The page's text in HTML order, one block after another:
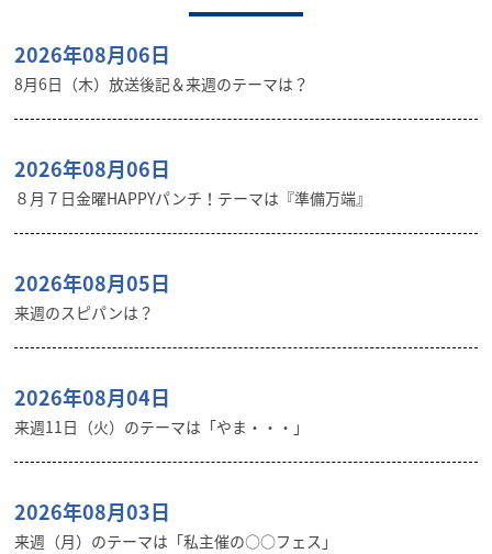
2026年08月06日
8月6日（木）放送後記＆来週のテーマは？
2026年08月06日
８月７日金曜HAPPYパンチ！テーマは『準備万端』
2026年08月05日
来週のスピパンは？
2026年08月04日
来週11日（火）のテーマは「やま・・・」
2026年08月03日
来週（月）のテーマは「私主催の○○フェス」